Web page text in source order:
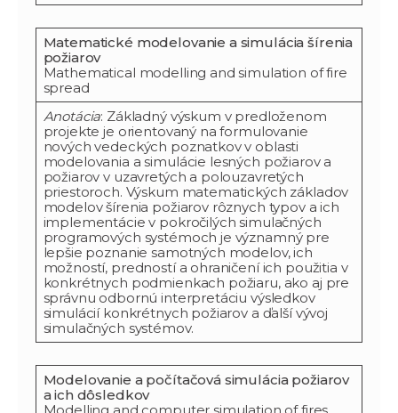
Matematické modelovanie a simulácia šírenia
požiarov
Mathematical modelling and simulation of fire
spread
Anotácia: Základný výskum v predloženom
projekte je orientovaný na formulovanie
nových vedeckých poznatkov v oblasti
modelovania a simulácie lesných požiarov a
požiarov v uzavretých a polouzavretých
priestoroch. Výskum matematických základov
modelov šírenia požiarov rôznych typov a ich
implementácie v pokročilých simulačných
programových systémoch je významný pre
lepšie poznanie samotných modelov, ich
možností, predností a ohraničení ich použitia v
konkrétnych podmienkach požiaru, ako aj pre
správnu odbornú interpretáciu výsledkov
simulácií konkrétnych požiarov a ďalší vývoj
simulačných systémov.
Modelovanie a počítačová simulácia požiarov
a ich dôsledkov
Modelling and computer simulation of fires